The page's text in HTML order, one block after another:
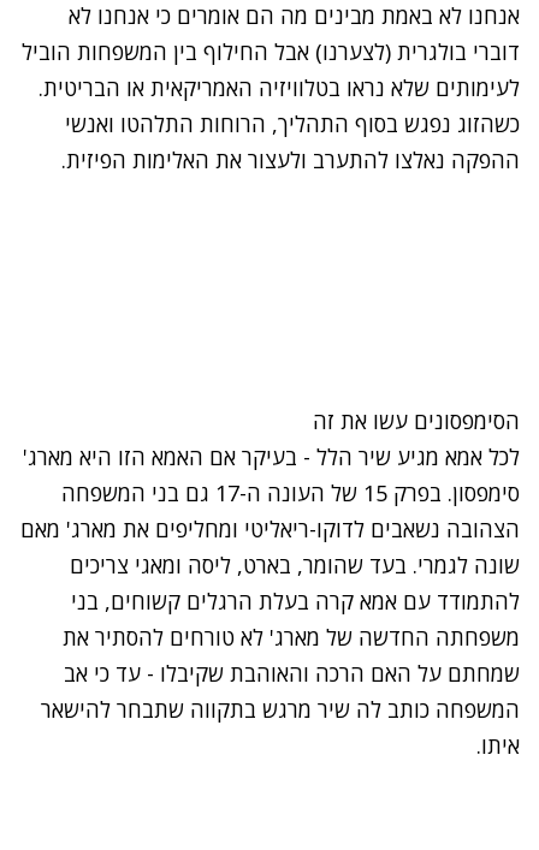
אנחנו לא באמת מבינים מה הם אומרים כי אנחנו לא
דוברי בולגרית (לצערנו) אבל החילוף בין המשפחות הוביל
לעימותים שלא נראו בטלוויזיה האמריקאית או הבריטית.
כשהזוג נפגש בסוף התהליך, הרוחות התלהטו ואנשי
ההפקה נאלצו להתערב ולעצור את האלימות הפיזית.
הסימפסונים עשו את זה
לכל אמא מגיע שיר הלל - בעיקר אם האמא הזו היא מארג'
סימפסון. בפרק 15 של העונה ה-17 גם בני המשפחה
הצהובה נשאבים לדוקו-ריאליטי ומחליפים את מארג' מאם
שונה לגמרי. בעד שהומר, בארט, ליסה ומאגי צריכים
להתמודד עם אמא קרה בעלת הרגלים קשוחים, בני
משפחתה החדשה של מארג' לא טורחים להסתיר את
שמחתם על האם הרכה והאוהבת שקיבלו - עד כי אב
המשפחה כותב לה שיר מרגש בתקווה שתבחר להישאר
איתו.